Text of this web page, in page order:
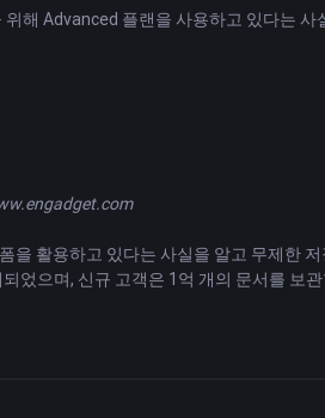
해 Advanced 플랜을 사용하고 있다는
활용하고 있다는 사실을 알고 무제한
으며, 신규 고객은 1억 개의 문서를 보
질 것이라는 점을 알고 있었지만 최근에
같은 활동을 위해 고급 구독을 구매하는